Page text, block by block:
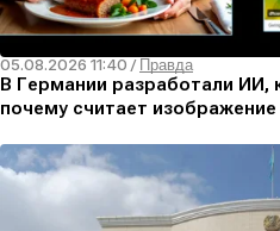
05.08.2026 11:40 / Правда
В Германии разработали ИИ,
почему считает